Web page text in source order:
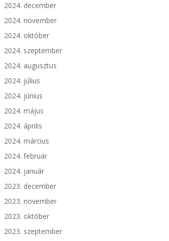
2024. december
2024. november
2024. október
2024. szeptember
2024. augusztus
2024. július
2024. június
2024. május
2024. április
2024. március
2024. február
2024. január
2023. december
2023. november
2023. október
2023. szeptember